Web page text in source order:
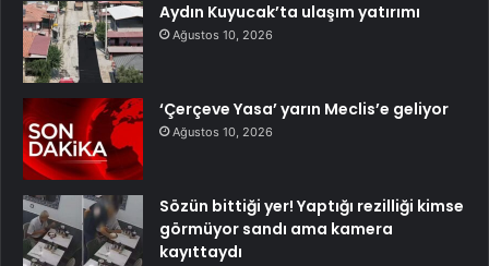
Aydın Kuyucak’ta ulaşım yatırımı
Ağustos 10, 2026
‘Çerçeve Yasa’ yarın Meclis’e geliyor
Ağustos 10, 2026
Sözün bittiği yer! Yaptığı rezilliği kimse
görmüyor sandı ama kamera
kayıttaydı